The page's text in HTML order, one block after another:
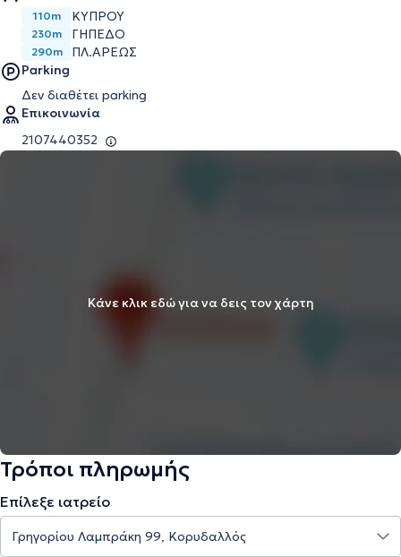
110m ΚΥΠΡΟΥ
230m ΓΗΠΕΔΟ
290m
ΠΛ.ΑΡΕΩΣ
Parking
Δεν διαθέτει parking
Επικοινωνία
2107440352
Κάνε κλικ εδώ για να δεις τον χάρτη
Τρόποι πληρωμής
Επίλεξε ιατρείο